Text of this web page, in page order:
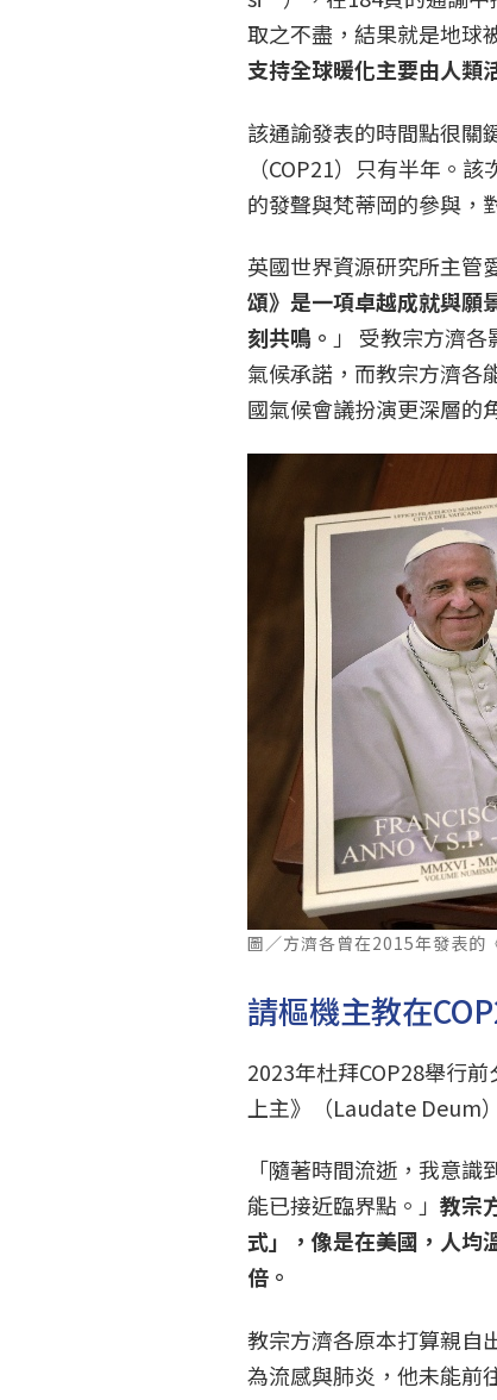
取之不盡，結果就是地球
支持全球暖化主要由人類
該通諭發表的時間點很關
（COP21）只有半年。
的發聲與梵蒂岡的參與，
英國世界資源研究所主
頌》是一項卓越成就與願
刻共鳴。 」 受教宗方濟
氣候承諾，而教宗方濟各
國氣候會議扮演更深層的
圖／方濟各曾在2015年發表
請樞機主教在
2023年杜拜COP28舉行
上主》（Laudate Deum
「隨著時間流逝，我意
能已接近臨界點。」教宗
式」，像是在美國，人均
倍。
教宗方濟各原本打算親自
為流感與肺炎，他未能前